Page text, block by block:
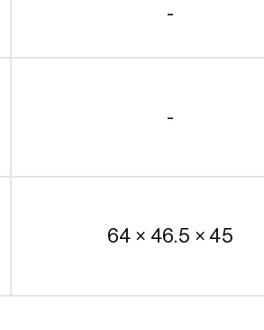
-
-
64 × 46.5 × 45